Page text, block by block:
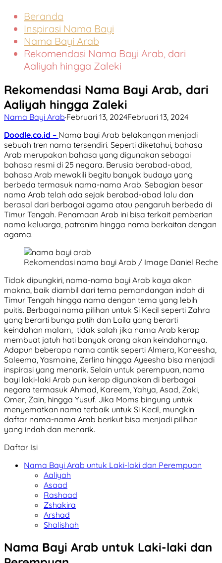
Beranda
Inspirasi Nama Bayi
Nama Bayi Arab
Rekomendasi Nama Bayi Arab, dari
Aaliyah hingga Zaleki
Rekomendasi Nama Bayi Arab, dari
Aaliyah hingga Zaleki
Nama Bayi Arab·Februari 13, 2024Februari 13, 2024
Doodle.co.id – Nama bayi Arab belakangan menjadi
sebuah tren nama tersendiri. Seperti diketahui, bahasa
Arab merupakan bahasa yang digunakan sebagai
bahasa resmi di 25 negara. Berusia berabad-abad,
bahasa Arab mewakili begitu banyak budaya yang
berbeda termasuk nama-nama Arab. Sebagian besar
nama Arab telah ada sejak berabad-abad lalu dan
berasal dari berbagai agama atau pengaruh berbeda di
Timur Tengah. Penamaan Arab ini bisa terkait pemberian
nama keluarga, patronim hingga nama berkaitan dengan
agama.
Rekomendasi nama bayi Arab / Image Daniel Reche
Tidak dipungkiri, nama-nama bayi Arab kaya akan
makna, baik diambil dari tema pemandangan indah di
Timur Tengah hingga nama dengan tema yang lebih
puitis. Berbagai nama pilihan untuk Si Kecil seperti Zahra
yang berarti bunga putih dan Laila yang berarti
keindahan malam, tidak salah jika nama Arab kerap
membuat jatuh hati banyak orang akan keindahannya.
Adapun beberapa nama cantik seperti Almera, Kaneesha,
Saleema, Yasmaine, Zerlina hingga Ayeesha bisa menjadi
inspirasi yang menarik. Selain untuk perempuan, nama
bayi laki-laki Arab pun kerap digunakan di berbagai
negara termasuk Ahmad, Kareem, Yahya, Asad, Zaki,
Omer, Zain, hingga Yusuf. Jika Moms bingung untuk
menyematkan nama terbaik untuk Si Kecil, mungkin
daftar nama-nama Arab berikut bisa menjadi pilihan
yang indah dan menarik.
Daftar Isi
Nama Bayi Arab untuk Laki-laki dan Perempuan
Aaliyah
Asaad
Rashaad
Zshakira
Arshad
Shalishah
Nama Bayi Arab untuk Laki-laki dan